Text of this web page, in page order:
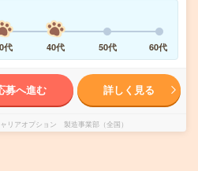
代 40代 50代 60代
募へ進む 詳しく見る
リアオプション 製造事業部（全国）